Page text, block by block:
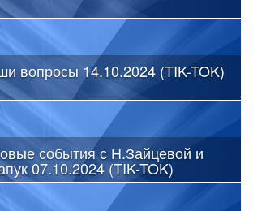
вопросы 14.10.2024 (TIK-TOK)
события с Н.Зайцевой и
07.10.2024 (TIK-TOK)